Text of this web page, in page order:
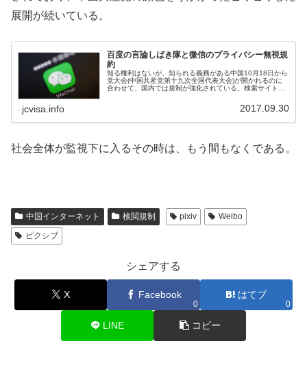
展開が続いている。
百度の言論しばき隊と微信のプライバシー無視規
約
知る権利はないが、知られる義務がある中国10月18日から
党大会(中国共産党第十九次全国代表大会)が開かれるのに
合わせて、国内では規制が強化されている。検索サイト企
jcvisa.info 2017.09.30
社会全体が監視下に入るその時は、もう間もなくである。
中国インターネット 検閲規制 pixiv
Weibo
ピクシブ
シェアする
X Facebook
0
はてブ
0
LINE コピー